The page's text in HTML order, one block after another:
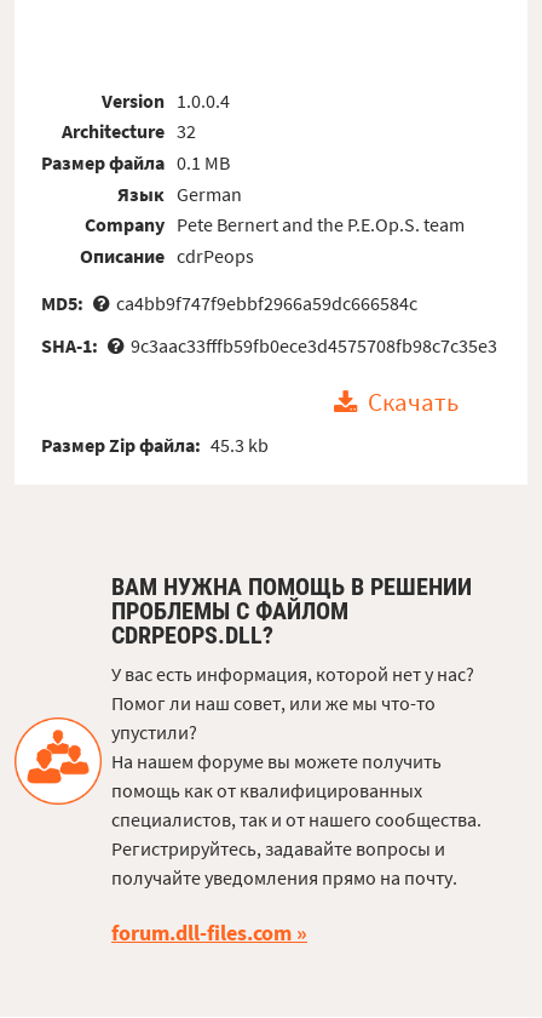
Version
Architecture
Размер файла
Язык
Company
Описание
1.0.0.4
32
0.1 MB
German
Pete Bernert and the P.E.Op.S. team
cdrPeops
MD5:
ca4bb9f747f9ebbf2966a59dc666584c
SHA-1:
9c3aac33fffb59fb0ece3d4575708fb98c7c35e3
Скачать
Размер Zip файла: 45.3 kb
ВАМ НУЖНА ПОМОЩЬ В РЕШЕНИИ
ПРОБЛЕМЫ С ФАЙЛОМ
CDRPEOPS.DLL?
У вас есть информация, которой нет у нас?
Помог ли наш совет, или же мы что-то
упустили?
На нашем форуме вы можете получить
помощь как от квалифицированных
специалистов, так и от нашего сообщества.
Регистрируйтесь, задавайте вопросы и
получайте уведомления прямо на почту.
forum.dll-files.com